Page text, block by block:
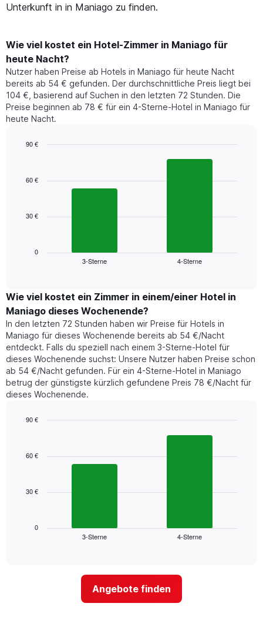
Unterkunft in in Maniago zu finden.
Wie viel kostet ein Hotel-Zimmer in Maniago für
heute Nacht?
Nutzer haben Preise ab Hotels in Maniago für heute Nacht
bereits ab 54 € gefunden. Der durchschnittliche Preis liegt bei
104 €, basierend auf Suchen in den letzten 72 Stunden. Die
Preise beginnen ab 78 € für ein 4-Sterne-Hotel in Maniago für
heute Nacht.
with
Das
zeigt
der
für
heute
Nacht
in
den
letzten
3
Tagen
gefunden
aggregiert
Das
X-
Hotelkategorien
3-Sterne 4-Sterne
0
30 €
60 €
90 €
Wie viel kostet ein Zimmer in einem/einer Hotel in
Maniago dieses Wochenende?
In den letzten 72 Stunden haben wir Preise für Hotels in
Maniago für dieses Wochenende bereits ab 54 €/Nacht
entdeckt. Falls du speziell nach einem 3-Sterne-Hotel für
dieses Wochenende suchst: Unsere Nutzer haben Preise schon
ab 54 €/Nacht gefunden. Für ein 4-Sterne-Hotel in Maniago
betrug der günstigste kürzlich gefundene Preis 78 €/Nacht für
dieses Wochenende.
with
Das
zeigt
3-Sterne 4-Sterne
0
30 €
60 €
90 €
Angebote finden